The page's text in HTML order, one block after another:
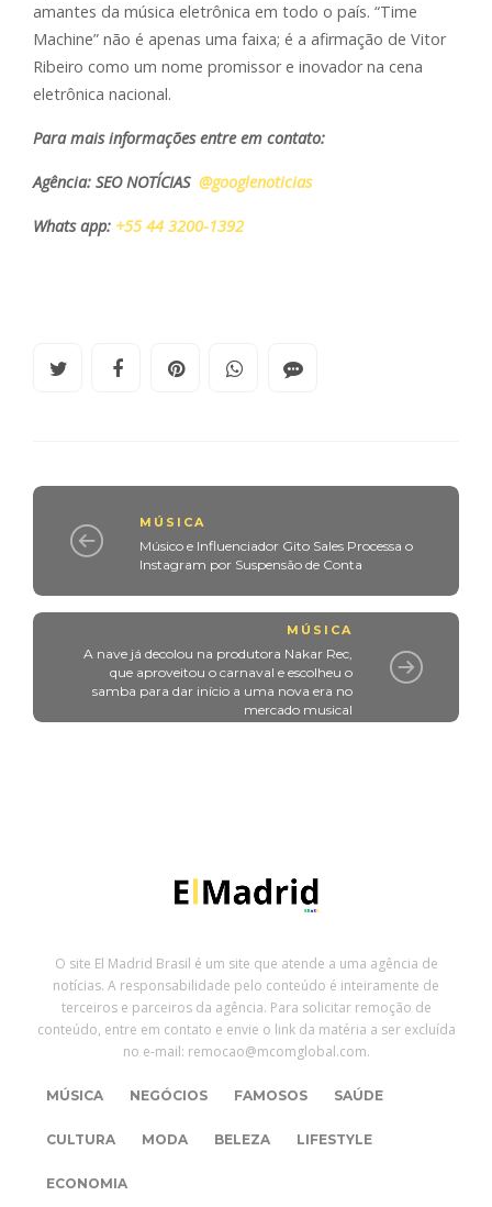
amantes da música eletrônica em todo o país. “Time
Machine” não é apenas uma faixa; é a afirmação de Vitor
Ribeiro como um nome promissor e inovador na cena
eletrônica nacional.
Para mais informações entre em contato:
Agência: SEO NOTÍCIAS @googlenoticias
Whats app: +55 44 3200-1392
MÚSICA
Músico e Influenciador Gito Sales Processa o
Instagram por Suspensão de Conta
MÚSICA
A nave já decolou na produtora Nakar Rec,
que aproveitou o carnaval e escolheu o
samba para dar início a uma nova era no
mercado musical
O site El Madrid Brasil é um site que atende a uma agência de
notícias. A responsabilidade pelo conteúdo é inteiramente de
terceiros e parceiros da agência. Para solicitar remoção de
conteúdo, entre em contato e envie o link da matéria a ser excluída
no e-mail: remocao@mcomglobal.com.
MÚSICA NEGÓCIOS FAMOSOS SAÚDE
CULTURA MODA BELEZA LIFESTYLE
ECONOMIA